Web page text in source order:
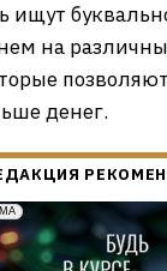
ищут
на
денег.